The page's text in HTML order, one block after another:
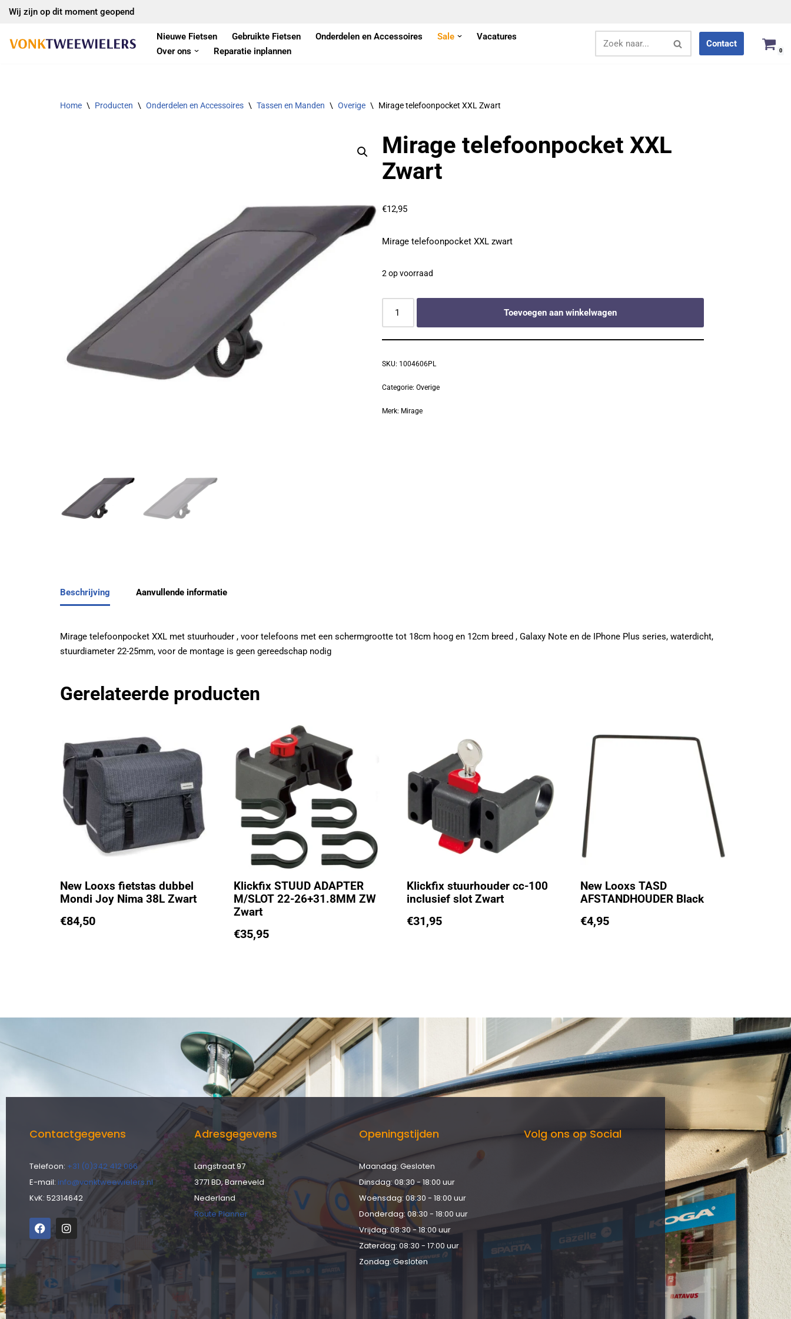
naar
Wij zijn op dit moment geopend
Nieuwe Fietsen Gebruikte Fietsen Onderdelen en Accessoires Sale
Vacatures
Over ons
Reparatie inplannen
Contact
0
Home \ Producten \ Onderdelen en Accessoires \ Tassen en Manden \ Overige \ Mirage telefoonpocket XXL Zwart
Mirage telefoonpocket XXL
Zwart
€12,95
Mirage telefoonpocket XXL zwart
2 op voorraad
Toevoegen aan winkelwagen
SKU: 1004606PL
Categorie:Overige
Merk: Mirage
Beschrijving Aanvullende informatie
Mirage telefoonpocket XXL met stuurhouder , voor telefoons met een schermgrootte tot 18cm hoog en 12cm breed , Galaxy Note en de IPhone Plus series, waterdicht,
stuurdiameter 22-25mm, voor de montage is geen gereedschap nodig
Gerelateerde producten
New Looxs fietstas dubbel
Mondi Joy Nima 38L Zwart
€84,50
Klickfix STUUD ADAPTER
M/SLOT 22-26+31.8MM ZW
Zwart
€35,95
Klickfix stuurhouder cc-100
inclusief slot Zwart
€31,95
New Looxs TASD
AFSTANDHOUDER Black
€4,95
Contactgegevens
Telefoon: +31 (0)342 412 066
E-mail: info@vonktweewielers.nl
KvK: 52314642
Adresgegevens
Langstraat 97
3771 BD, Barneveld
Nederland
Route Planner
Openingstijden
Maandag: Gesloten
Dinsdag: 08:30 - 18:00 uur
Woensdag: 08:30 - 18:00 uur
Donderdag: 08:30 - 18:00 uur
Vrijdag: 08:30 - 18:00 uur
Zaterdag: 08:30 - 17:00 uur
Zondag: Gesloten
Volg ons op Social